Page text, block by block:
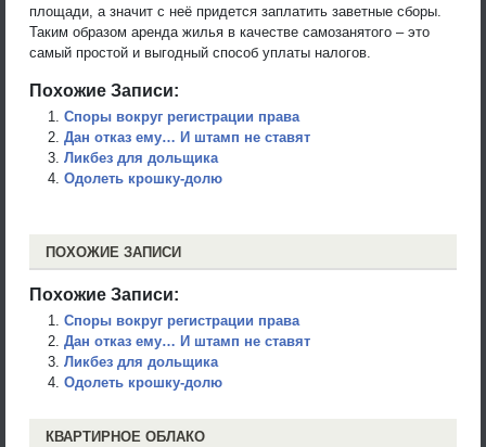
площади, а значит с неё придется заплатить заветные сборы.
Таким образом аренда жилья в качестве самозанятого – это
самый простой и выгодный способ уплаты налогов.
Похожие Записи:
Споры вокруг регистрации права
Дан отказ ему… И штамп не ставят
Ликбез для дольщика
Одолеть крошку-долю
ПОХОЖИЕ ЗАПИСИ
Похожие Записи:
Споры вокруг регистрации права
Дан отказ ему… И штамп не ставят
Ликбез для дольщика
Одолеть крошку-долю
КВАРТИРНОЕ ОБЛАКО